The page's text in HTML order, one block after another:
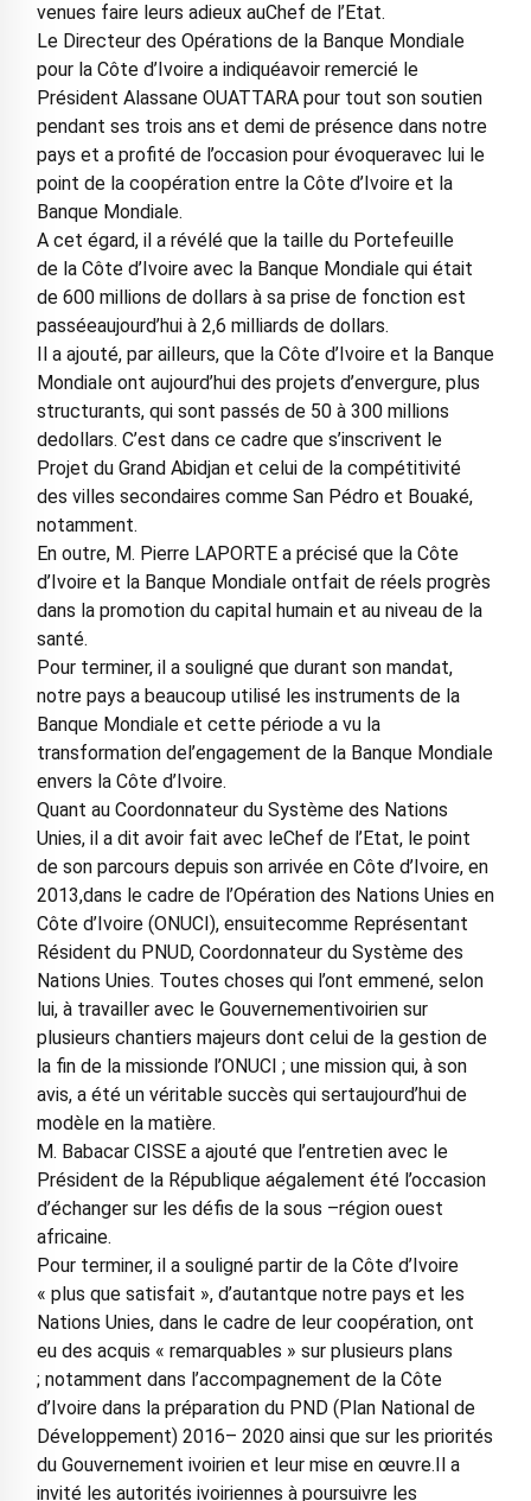
venues faire leurs adieux auChef de l’Etat.
Le Directeur des Opérations de la Banque Mondiale
pour la Côte d’Ivoire a indiquéavoir remercié le
Président Alassane OUATTARA pour tout son soutien
pendant ses trois ans et demi de présence dans notre
pays et a profité de l’occasion pour évoqueravec lui le
point de la coopération entre la Côte d’Ivoire et la
Banque Mondiale.
A cet égard, il a révélé que la taille du Portefeuille
de la Côte d’Ivoire avec la Banque Mondiale qui était
de 600 millions de dollars à sa prise de fonction est
passéeaujourd’hui à 2,6 milliards de dollars.
Il a ajouté, par ailleurs, que la Côte d’Ivoire et la Banque
Mondiale ont aujourd’hui des projets d’envergure, plus
structurants, qui sont passés de 50 à 300 millions
dedollars. C’est dans ce cadre que s’inscrivent le
Projet du Grand Abidjan et celui de la compétitivité
des villes secondaires comme San Pédro et Bouaké,
notamment.
En outre, M. Pierre LAPORTE a précisé que la Côte
d’Ivoire et la Banque Mondiale ontfait de réels progrès
dans la promotion du capital humain et au niveau de la
santé.
Pour terminer, il a souligné que durant son mandat,
notre pays a beaucoup utilisé les instruments de la
Banque Mondiale et cette période a vu la
transformation del’engagement de la Banque Mondiale
envers la Côte d’Ivoire.
Quant au Coordonnateur du Système des Nations
Unies, il a dit avoir fait avec leChef de l’Etat, le point
de son parcours depuis son arrivée en Côte d’Ivoire, en
2013,dans le cadre de l’Opération des Nations Unies en
Côte d’Ivoire (ONUCI), ensuitecomme Représentant
Résident du PNUD, Coordonnateur du Système des
Nations Unies. Toutes choses qui l’ont emmené, selon
lui, à travailler avec le Gouvernementivoirien sur
plusieurs chantiers majeurs dont celui de la gestion de
la fin de la missionde l’ONUCI ; une mission qui, à son
avis, a été un véritable succès qui sertaujourd’hui de
modèle en la matière.
M. Babacar CISSE a ajouté que l’entretien avec le
Président de la République aégalement été l’occasion
d’échanger sur les défis de la sous –région ouest
africaine.
Pour terminer, il a souligné partir de la Côte d’Ivoire
« plus que satisfait », d’autantque notre pays et les
Nations Unies, dans le cadre de leur coopération, ont
eu des acquis « remarquables » sur plusieurs plans
; notamment dans l’accompagnement de la Côte
d’Ivoire dans la préparation du PND (Plan National de
Développement) 2016– 2020 ainsi que sur les priorités
du Gouvernement ivoirien et leur mise en œuvre.Il a
invité les autorités ivoiriennes à poursuivre les